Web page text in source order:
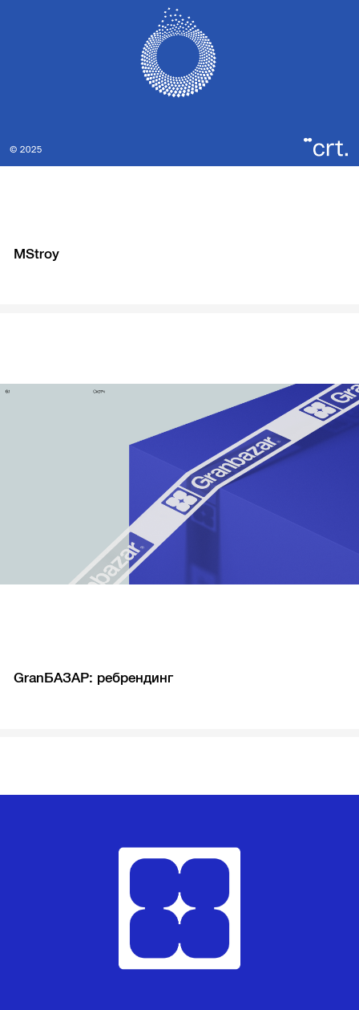
MStroy
GranБАЗАР: ребрендинг